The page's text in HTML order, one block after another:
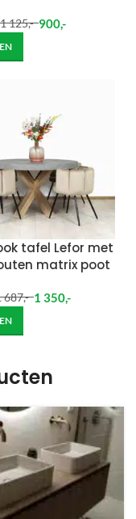
1 125,- 900,-
tafel Lefor met
matrix poot
687,- 1 350,-